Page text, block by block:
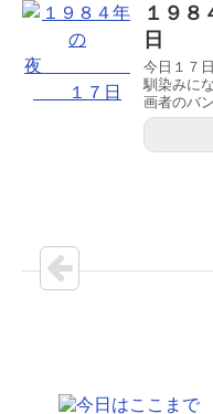
１
日
今日１７
馴染みに
画者のバ